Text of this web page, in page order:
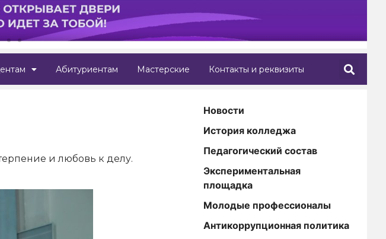
Абитуриентам Мастерские Контакты и реквизиты
и любовь к делу.
Новости
История колледжа
Педагогический состав
Экспериментальная
площадка
Молодые профессионалы
Антикоррупционная политика